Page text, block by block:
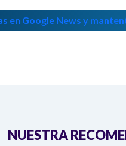
en Google News y
NUESTRA